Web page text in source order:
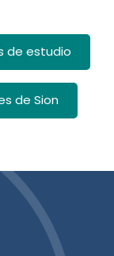
de estudio
de Sion